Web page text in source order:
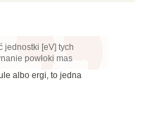
jednostki [eV] tych
powłoki mas
albo ergi, to jedna